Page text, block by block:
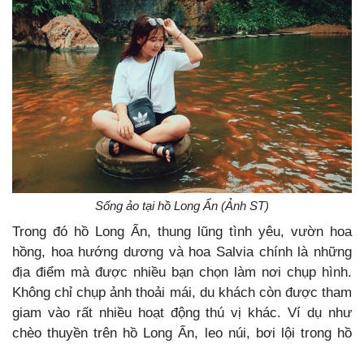
Sống ảo tại hồ Long Ẩn (Ảnh ST)
Trong đó hồ Long Ẩn, thung lũng tình yêu, vườn hoa
hồng, hoa hướng dương và hoa Salvia chính là những
địa điểm mà được nhiều bạn chọn làm nơi chụp hình.
Không chỉ chụp ảnh thoải mái, du khách còn được tham
giam vào rất nhiều hoạt động thú vị khác. Ví dụ như
chèo thuyền trên hồ Long Ẩn, leo núi, bơi lội trong hồ